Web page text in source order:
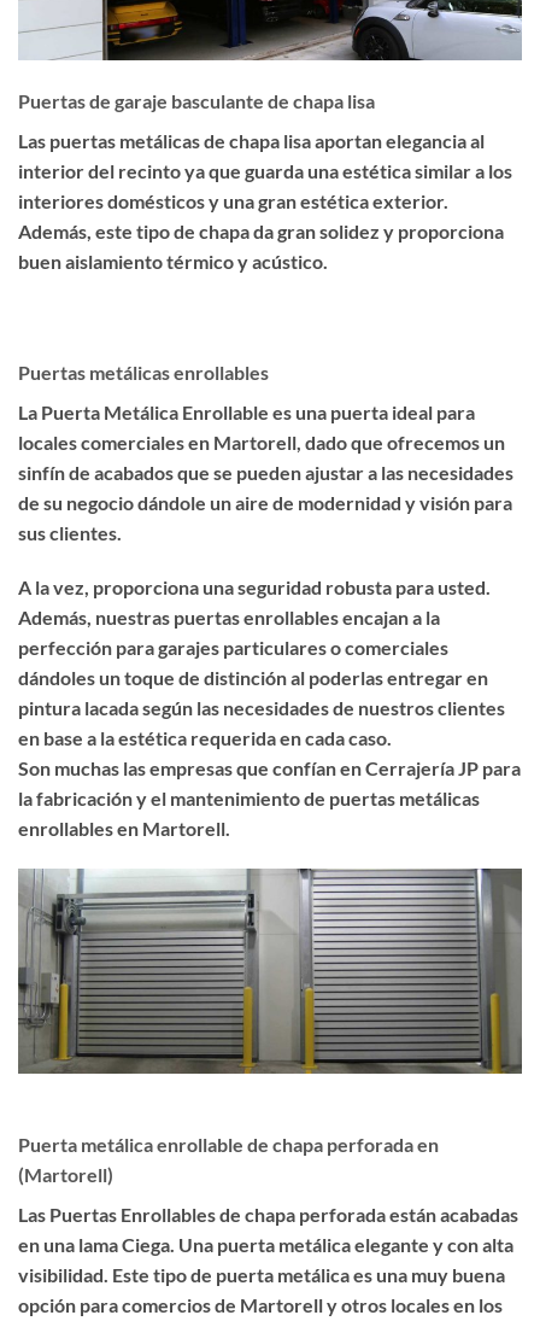
Puertas de garaje basculante de chapa lisa
Las puertas metálicas de chapa lisa aportan elegancia al
interior del recinto ya que guarda una estética similar a los
interiores domésticos y una gran estética exterior.
Además, este tipo de chapa da gran solidez y proporciona
buen aislamiento térmico y acústico.
Puertas metálicas enrollables
La Puerta Metálica Enrollable es una puerta ideal para
locales comerciales en Martorell, dado que ofrecemos un
sinfín de acabados que se pueden ajustar a las necesidades
de su negocio dándole un aire de modernidad y visión para
sus clientes.
A la vez, proporciona una seguridad robusta para usted.
Además, nuestras puertas enrollables encajan a la
perfección para garajes particulares o comerciales
dándoles un toque de distinción al poderlas entregar en
pintura lacada según las necesidades de nuestros clientes
en base a la estética requerida en cada caso.
Son muchas las empresas que confían en Cerrajería JP para
la fabricación y el mantenimiento de puertas metálicas
enrollables en Martorell.
Puerta metálica enrollable de chapa perforada en
(Martorell)
Las Puertas Enrollables de chapa perforadaestán acabadas
en una lama Ciega. Una puerta metálicaelegante y conalta
visibilidad. Este tipo de puerta metálica es una muy buena
opción para comercios de Martorell y otros locales en los